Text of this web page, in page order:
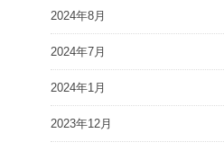
2024年8月
2024年7月
2024年1月
2023年12月